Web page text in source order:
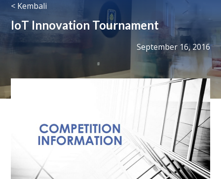
< Kembali
IoT Innovation Tournament
September 16, 2016